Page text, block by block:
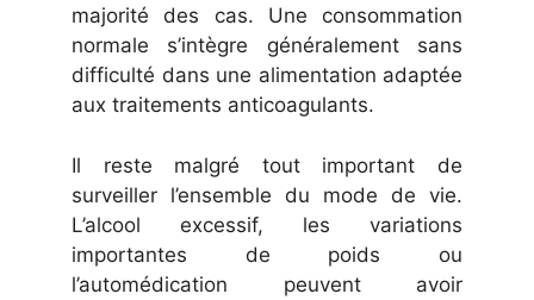
majorité des cas. Une consommation
normale s’intègre généralement sans
difficulté dans une alimentation adaptée
aux traitements anticoagulants.
Il reste malgré tout important de
surveiller l’ensemble du mode de vie.
L’alcool excessif, les variations
importantes de poids ou
l’automédication peuvent avoir